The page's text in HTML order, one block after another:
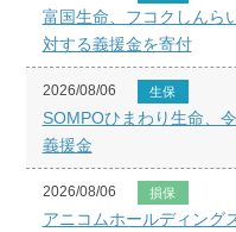
富国生命、フコクしんら
対する義援金を寄付
2026/08/06 生保
SOMPOひまわり生命、
義援金
2026/08/06 損保
アニコムホールディング